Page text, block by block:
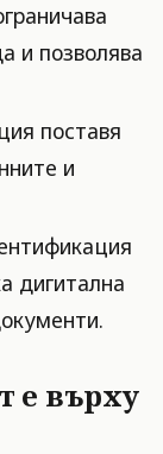
и позволява
поставя
и
дигитална
е върху